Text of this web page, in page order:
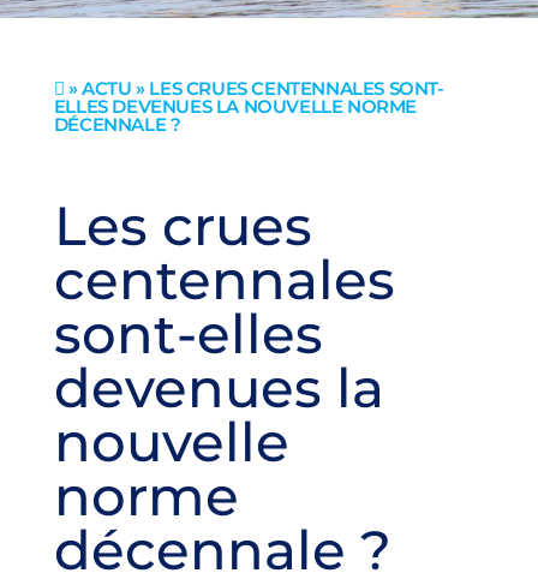
 »ACTU » LES CRUES CENTENNALES SONT-
ELLES DEVENUES LA NOUVELLE NORME
DÉCENNALE ?
Les crues
centennales
sont-elles
devenues la
nouvelle
norme
décennale ?